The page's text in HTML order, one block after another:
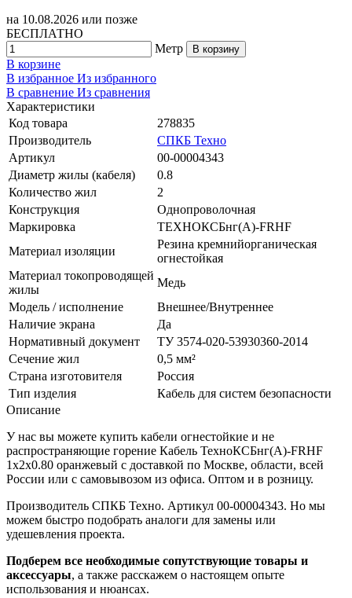
на 10.08.2026 или позже
БЕСПЛАТНО
Метр
В корзину
В корзине
В избранное Из избранного
В сравнение Из сравнения
Характеристики
Код товара
278835
Производитель
СПКБ Техно
Артикул
00-00004343
Диаметр жилы (кабеля)
0.8
Количество жил
2
Конструкция
Однопроволочная
Маркировка
ТЕХНОКСБнг(A)-FRHF
Материал изоляции
Резина кремнийорганическая
огнестойкая
Материал токопроводящей
жилы
Медь
Модель / исполнение
Внешнее/Внутреннее
Наличие экрана
Да
Нормативный документ
ТУ 3574-020-53930360-2014
Сечение жил
0,5 мм²
Страна изготовителя
Россия
Тип изделия
Кабель для систем безопасности
Описание
У нас вы можете купить кабели огнестойкие и не
распространяющие горение Кабель ТехноКСБнг(А)-FRHF
1х2х0.80 оранжевый с доставкой по Москве, области, всей
России или с самовывозом из офиса. Оптом и в розницу.
Производитель СПКБ Техно. Артикул 00-00004343. Но мы
можем быстро подобрать аналоги для замены или
удешевления проекта.
Подберем все необходимые сопутствующие товары и
аксессуары, а также расскажем о настоящем опыте
использования и нюансах.